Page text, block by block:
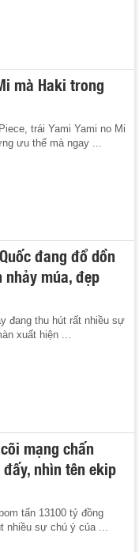
mà Haki trong
trái Yami Yami no Mi
ưu thế mà ngay ...
đang đổ dồn
múa, đẹp
đang thu hút rất nhiều sự
xuất hiện ...
mạng chấn
nhìn tên ekip
tấn 13100 tỷ đồng
nhiều sự chú ý của ...